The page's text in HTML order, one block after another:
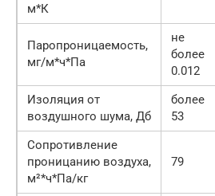
м*К
Паропроницаемость,
мг/м*ч*Па
не
более
0.012
Изоляция от
воздушного шума, Дб
более
53
Сопротивление
проницанию воздуха,
м²*ч*Па/кг
79